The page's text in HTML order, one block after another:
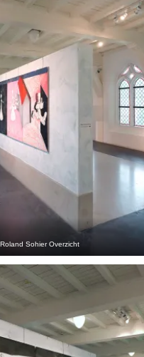
Roland Sohier Overzicht